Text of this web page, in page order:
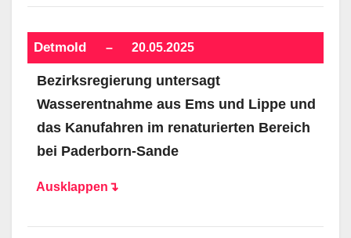
Detmold – 20.05.2025
Bezirksregierung untersagt
Wasserentnahme aus Ems und Lippe und
das Kanufahren im renaturierten Bereich
bei Paderborn-Sande
Ausklappen↴